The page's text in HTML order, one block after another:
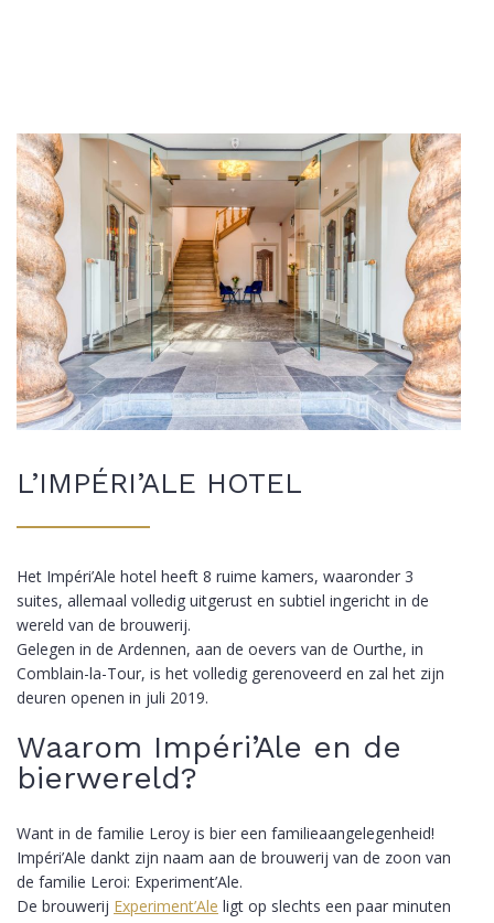
L’IMPÉRI’ALE HOTEL
Het Impéri’Ale hotel heeft 8 ruime kamers, waaronder 3
suites, allemaal volledig uitgerust en subtiel ingericht in de
wereld van de brouwerij.
Gelegen in de Ardennen, aan de oevers van de Ourthe, in
Comblain-la-Tour, is het volledig gerenoveerd en zal het zijn
deuren openen in juli 2019.
Waarom Impéri’Ale en de
bierwereld?
Want in de familie Leroy is bier een familieaangelegenheid!
Impéri’Ale dankt zijn naam aan de brouwerij van de zoon van
de familie Leroi: Experiment’Ale.
De brouwerij Experiment’Ale ligt op slechts een paar minuten